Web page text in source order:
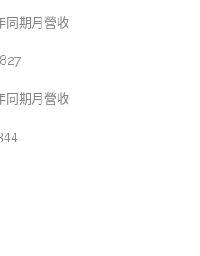
同期月營收
同期月營收